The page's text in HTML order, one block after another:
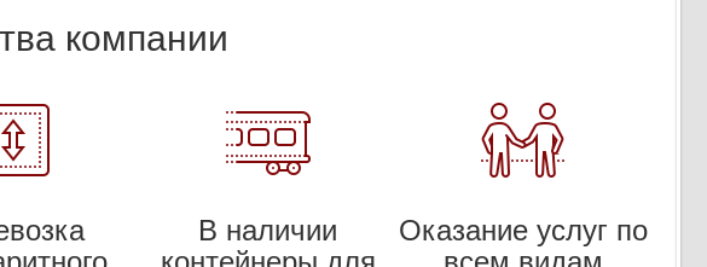
компании
В наличии Оказание услуг по